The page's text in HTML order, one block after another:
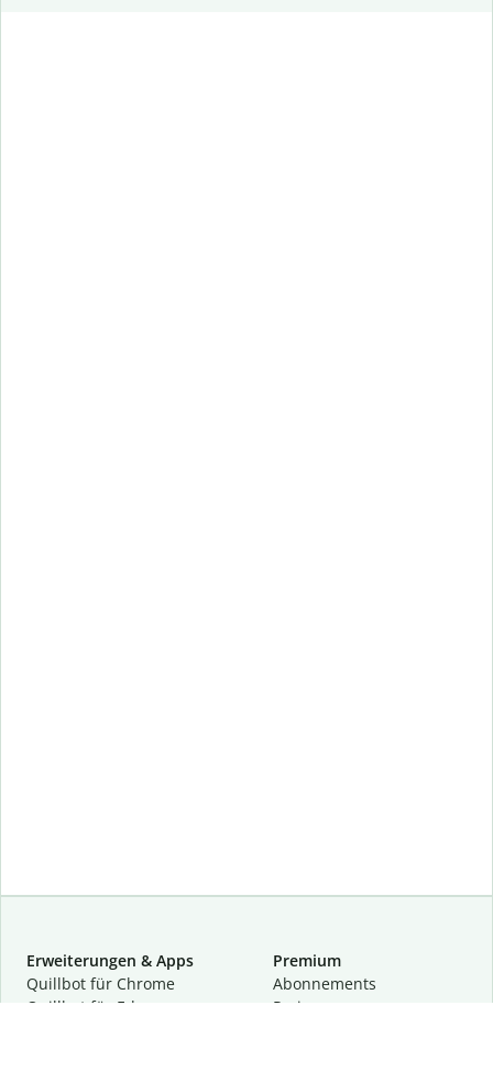
Erweiterungen & Apps
Quillbot für Chrome
Quillbot für Edge
Premium
Abon­ne­ments
Preise